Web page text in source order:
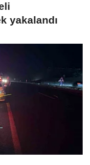
yakalandı